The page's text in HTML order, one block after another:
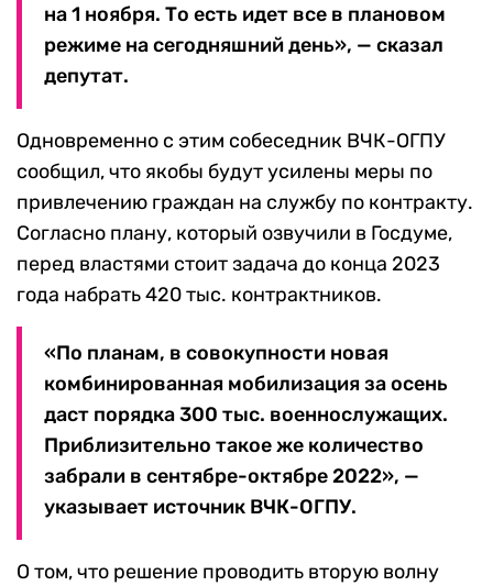
на 1 ноября. То есть идет все в плановом
режиме на сегодняшний день», — сказал
депутат.
Одновременно с этим собеседник ВЧК-ОГПУ
сообщил, что якобы будут усилены меры по
привлечению граждан на службу по контракту.
Согласно плану, который озвучили в Госдуме,
перед властями стоит задача до конца 2023
года набрать 420 тыс. контрактников.
«По планам, в совокупности новая
комбинированная мобилизация за осень
даст порядка 300 тыс. военнослужащих.
Приблизительно такое же количество
забрали в сентябре-октябре 2022», —
указывает источник ВЧК-ОГПУ.
О том, что решение проводить вторую волну